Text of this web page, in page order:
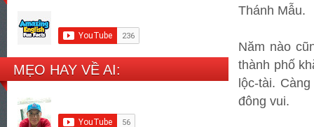
MẸO HAY VỀ AI:
Thánh Mẫu.
Năm nào
thành phố
lộc-tài.
đông vui.